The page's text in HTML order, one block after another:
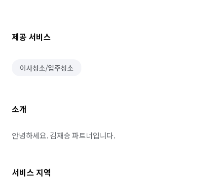
제공 서비스
이사청소/입주청소
소개
안녕하세요. 김재승 파트너입니다.
서비스 지역